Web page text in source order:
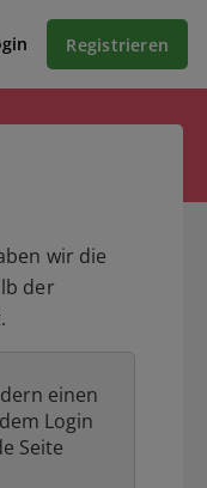
Registrieren
wir die
der
einen
Login
Seite